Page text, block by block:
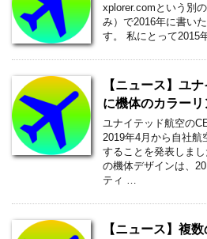
xplorer.comという別
み）で2016年に書い
す。 私にとって2015
【ニュース】ユ
に機体のカラー
ユナイテッド航空の
2019年4月から自社航
することを発表しま
の機体デザインは、
ティ …
【ニュース】複